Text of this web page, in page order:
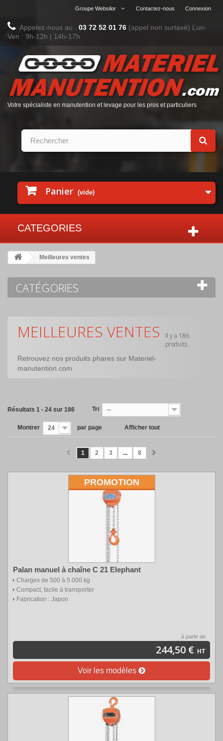
Connexion
Contactez-nous
Groupe Websilor
Appelez-nous au : 03 72 52 01 76 (appel non surtaxé) Lun-
Ven : 9h-12h | 14h-17h
Votre spécialiste en manutention et levage pour les pros et particuliers
Panier (vide)
CATEGORIES
Meilleures ventes
CATÉGORIES
MEILLEURES VENTES
Il y a 186
produits.
Retrouvez nos produits phares sur Materiel-
manutention.com
Résultats 1 - 24 sur 186 Tri --
Afficher tout
Montrer 24 par page
1 2 3 ... 8
PROMOTION
Palan manuel à chaîne C 21 Elephant
Charges de 500 à 5 000 kg
Compact, facile à transporter
Fabrication : Japon
à partir de
244,50 € HT
Voir les modèles